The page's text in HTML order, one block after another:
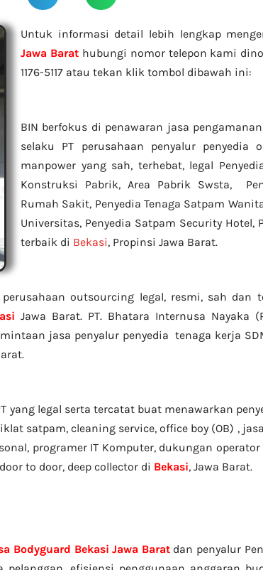
Untuk informasi detail lebih lengkap
Jawa Barathubungi nomor telepon kami
1176-5117 atau tekan klik tombol dibawah ini:
BIN berfokus di penawaran jasa
selaku PT perusahaan penyalur penyedia
manpower yang sah, terhebat, legal
Konstruksi Pabrik, Area Pabrik Swsta,
Rumah Sakit, Penyedia Tenaga Satpam
Universitas, Penyedia Satpam Security Hotel,
terbaik di Bekasi, Propinsi Jawa Barat.
outsourcing legal, resmi, sah dan
Jawa Barat. PT. Bhatara Internusa Nayaka
jasa penyalur penyedia tenaga kerja
yang legal serta tercatat buat menawarkan
satpam,cleaning service, office boy (OB) ,
programer IT Komputer, dukungan
to door, deep collector di Bekasi, Jawa Barat.
Bodyguard Bekasi Jawa Baratdan penyalur